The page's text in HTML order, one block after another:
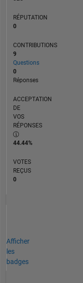
RÉPUTATION
0
CONTRIBUTIONS
9
Questions
0
Réponses
ACCEPTATION
DE
VOS
RÉPONSES
44.44%
VOTES
REÇUS
0
Afficher
les
badges